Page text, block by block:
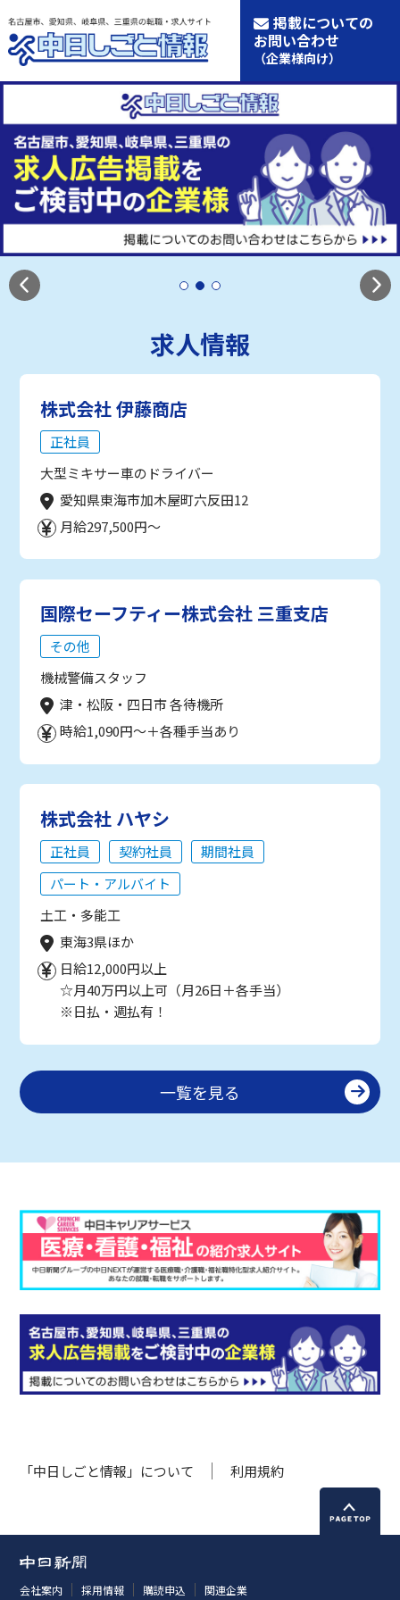
掲載についての
お問い合わせ
（企業様向け）
求人情報
株式会社 伊藤商店
正社員
大型ミキサー車のドライバー
愛知県東海市加木屋町六反田12
月給297,500円～
国際セーフティー株式会社 三重支店
その他
機械警備スタッフ
津・松阪・四日市 各待機所
時給1,090円～＋各種手当あり
株式会社 ハヤシ
正社員 契約社員
期間社員
パート・アルバイト
土工・多能工
東海3県ほか
日給12,000円以上
☆月40万円以上可（月26日＋各手当）
※日払・週払有！
一覧を見る
「中日しごと情報」について 利用規約
会社案内 採用情報 購読申込 関連企業